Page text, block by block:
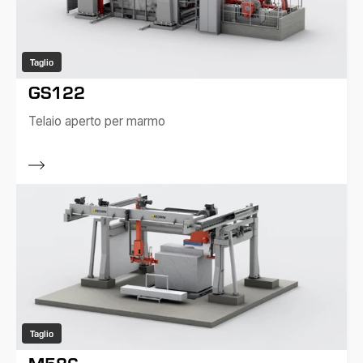
Taglio
GS122
Telaio aperto per marmo
Taglio